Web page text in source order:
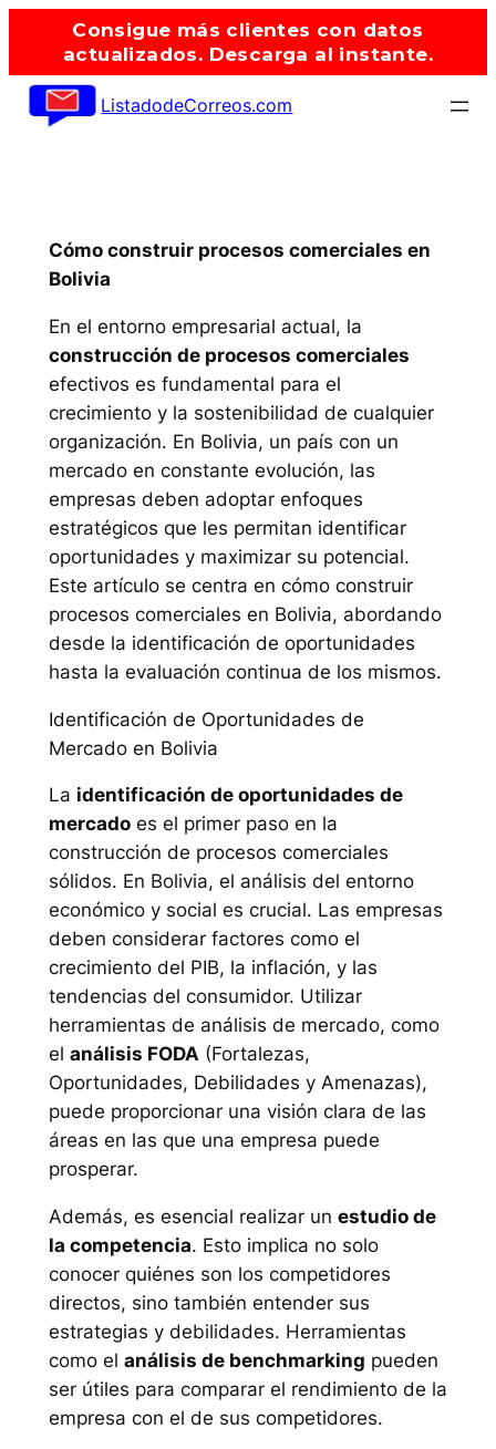
contenido
Consigue más clientes con datos
actualizados. Descarga al instante.
ListadodeCorreos.com
Cómo construir procesos comerciales en
Bolivia
En el entorno empresarial actual, la
construcción de procesos comerciales
efectivos es fundamental para el
crecimiento y la sostenibilidad de cualquier
organización. En Bolivia, un país con un
mercado en constante evolución, las
empresas deben adoptar enfoques
estratégicos que les permitan identificar
oportunidades y maximizar su potencial.
Este artículo se centra en cómo construir
procesos comerciales en Bolivia, abordando
desde la identificación de oportunidades
hasta la evaluación continua de los mismos.
Identificación de Oportunidades de
Mercado en Bolivia
La identificación de oportunidades de
mercadoes el primer paso en la
construcción de procesos comerciales
sólidos. En Bolivia, el análisis del entorno
económico y social es crucial. Las empresas
deben considerar factores como el
crecimiento del PIB, la inflación, y las
tendencias del consumidor. Utilizar
herramientas de análisis de mercado, como
el análisis FODA(Fortalezas,
Oportunidades, Debilidades y Amenazas),
puede proporcionar una visión clara de las
áreas en las que una empresa puede
prosperar.
Además, es esencial realizar un estudio de
la competencia. Esto implica no solo
conocer quiénes son los competidores
directos, sino también entender sus
estrategias y debilidades. Herramientas
como el análisis de benchmarking pueden
ser útiles para comparar el rendimiento de la
empresa con el de sus competidores.